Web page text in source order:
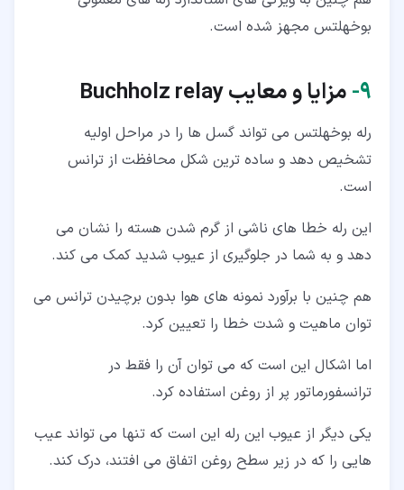
بوخهلتس مجهز شده است.
۹‏- مزایا و معایب Buchholz relay
رله بوخهلتس می تواند گسل ها را در مراحل اولیه
تشخیص دهد و ساده ترین شکل محافظت از ترانس
است.
این رله خطا های ناشی از گرم شدن هسته را نشان می
دهد و به شما در جلوگیری از عیوب شدید کمک می کند.
هم چنین با برآورد نمونه های هوا بدون برچیدن ترانس می
توان ماهیت و شدت خطا را تعیین کرد.
اما اشکال این است که می توان آن را فقط در
ترانسفورماتور پر از روغن استفاده کرد.
یکی دیگر از عیوب این رله این است که تنها می تواند عیب
هایی را که در زیر سطح روغن اتفاق می افتند، درک کند.